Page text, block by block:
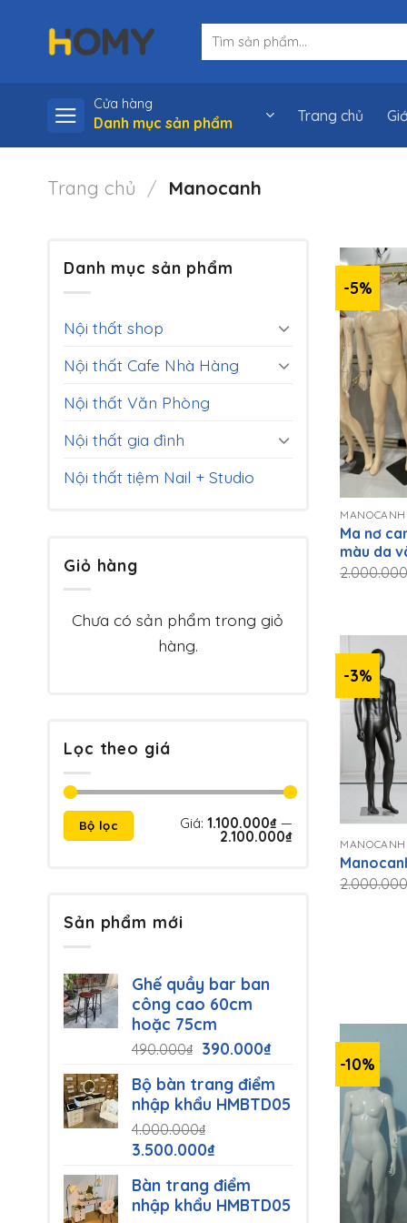
kiếm:
Cửa hàng
Danh mục sản phẩm Trang chủ
Trang chủ / Manocanh
Danh mục sản phẩm
Nội thất shop
Nội thất Cafe Nhà Hàng
Nội thất Văn Phòng
Nội thất gia đình
Nội thất tiệm Nail + Studio
Giỏ hàng
Chưa có sản phẩm trong giỏ
hàng.
Lọc theo giá
Giá
thiểu
Giá
đa
Bộ lọc Giá: 1.100.000₫—
2.100.000₫
Sản phẩm mới
Ghế quầy bar ban
công cao 60cm
hoặc 75cm
490.000₫ Giá
là:
490.000₫.
390.000₫Giá
tại
là:
Bộ bàn trang điểm
nhập khẩu HMBTD05
4.000.000₫
Giá
là:
4.000.000₫.
3.500.000₫Giá
tại
là:
Bàn trang điểm
nhập khẩu HMBTD05
-5%
MANOCANH
Ma nơ
màu da
-3%
+
MANOCANH
-10%